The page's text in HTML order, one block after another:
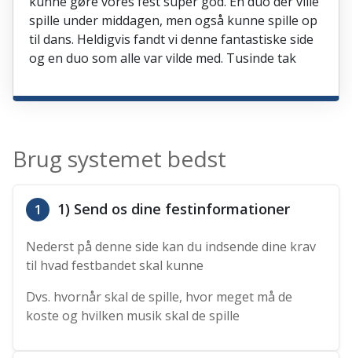
spille under middagen, men også kunne spille op
til dans. Heldigvis fandt vi denne fantastiske side
og en duo som alle var vilde med. Tusinde tak
Brug systemet bedst
1 1) Send os dine festinformationer
Nederst på denne side kan du indsende dine krav
til hvad festbandet skal kunne
Dvs. hvornår skal de spille, hvor meget må de
koste og hvilken musik skal de spille